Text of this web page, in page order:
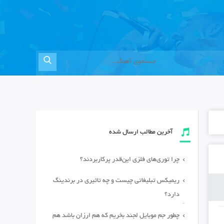
آخرین مطالب ارسال شده
چرا توری‌های فلزی این‌قدر پرکاربردند؟
ریمیکس تبلیغاتی چیست و چه تاثیری در برندینگ
دارد؟
چطور جم موبایل لجند بخریم که هم ارزان باشد هم